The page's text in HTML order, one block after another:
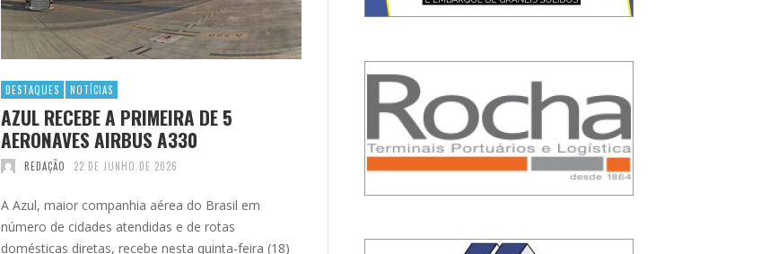
DESTAQUES NOTÍCIAS
AZUL RECEBE A PRIMEIRA DE 5
AERONAVES AIRBUS A330
REDAÇÃO 22 DE JUNHO DE 2026
A Azul, maior companhia aérea do Brasil em
número de cidades atendidas e de rotas
domésticas diretas, recebe nesta quinta-feira (18)